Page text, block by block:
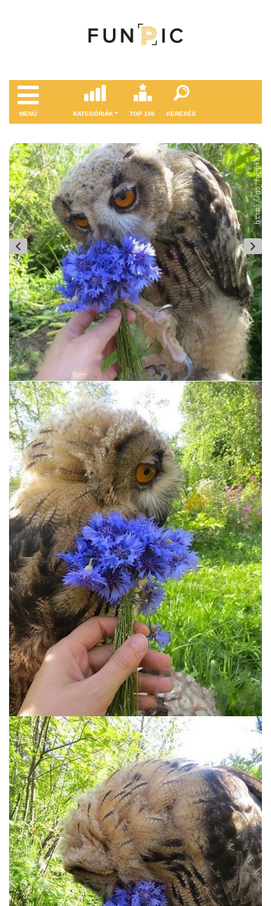
MENÜ KATEGÓRIÁK TOP 100 KERESÉS